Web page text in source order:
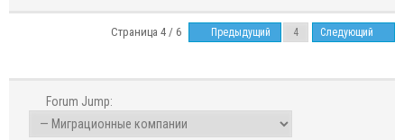
Страница 4 / 6 Предыдущий Следующий
Forum Jump: